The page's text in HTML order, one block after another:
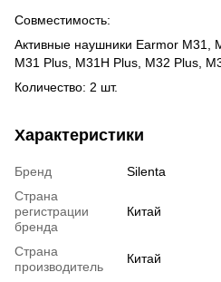
Совместимость:
Активные наушники Earmor M31,
M31 Plus, M31H Plus, M32 Plus,
Количество: 2 шт.
Характеристики
Бренд
Silenta
Страна
регистрации
бренда
Китай
Страна
производитель
Китай